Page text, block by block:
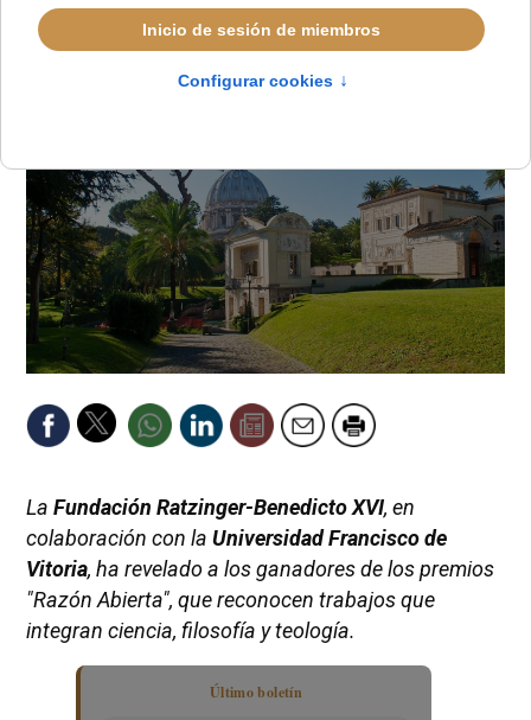
ALMUDENA RODRIGO
DESDE EL VATICANO
JUEVES, 25 SEPTIEMBRE 2025 15:58
La Fundación Ratzinger-Benedicto XVI, en
colaboración con la Universidad Francisco de
Vitoria, ha revelado a los ganadores de los premios
"Razón Abierta", que reconocen trabajos que
integran ciencia, filosofía y teología.
Último boletín